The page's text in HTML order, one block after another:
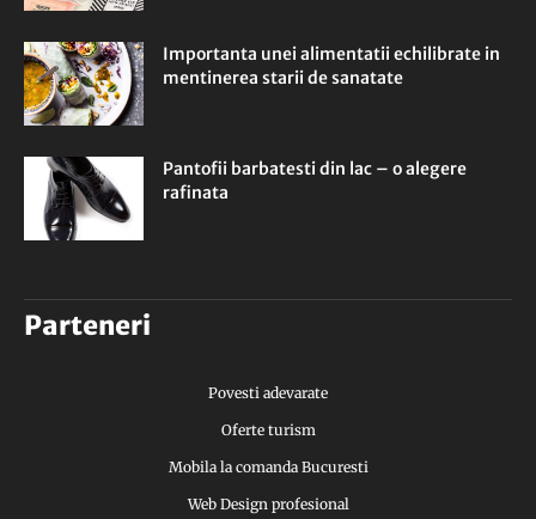
Importanta unei alimentatii echilibrate in
mentinerea starii de sanatate
Pantofii barbatesti din lac – o alegere
rafinata
Parteneri
Povesti adevarate
Oferte turism
Mobila la comanda Bucuresti
Web Design profesional